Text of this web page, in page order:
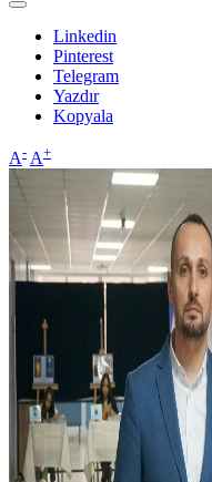
Linkedin
Pinterest
Telegram
Yazdır
Kopyala
A- A+